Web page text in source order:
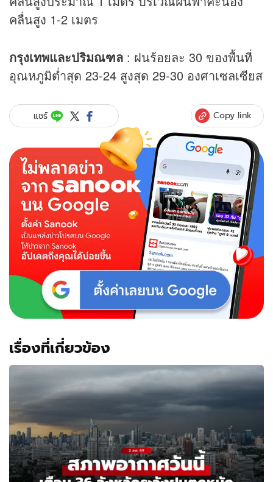
คลื่นสูง 1-2 เมตร
กรุงเทพและปริมณฑล : ฝนร้อยละ 30 ของพื้นที่
อุณหภูมิต่ำสุด 23-24 สูงสุด 29-30 องศาเซลเซียส
แชร์ Copy link
เรื่องที่เกี่ยวข้อง